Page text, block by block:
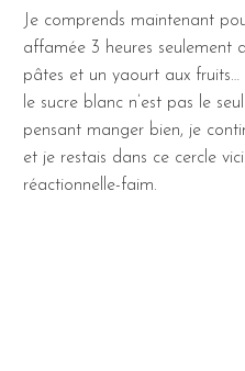
Je comprends maintenant
affamée 3 heures seulement
pâtes et un yaourt aux fruits…
le sucre blanc n’est pas le
pensant manger bien, je
et je restais dans ce cercle
réactionnelle-faim.